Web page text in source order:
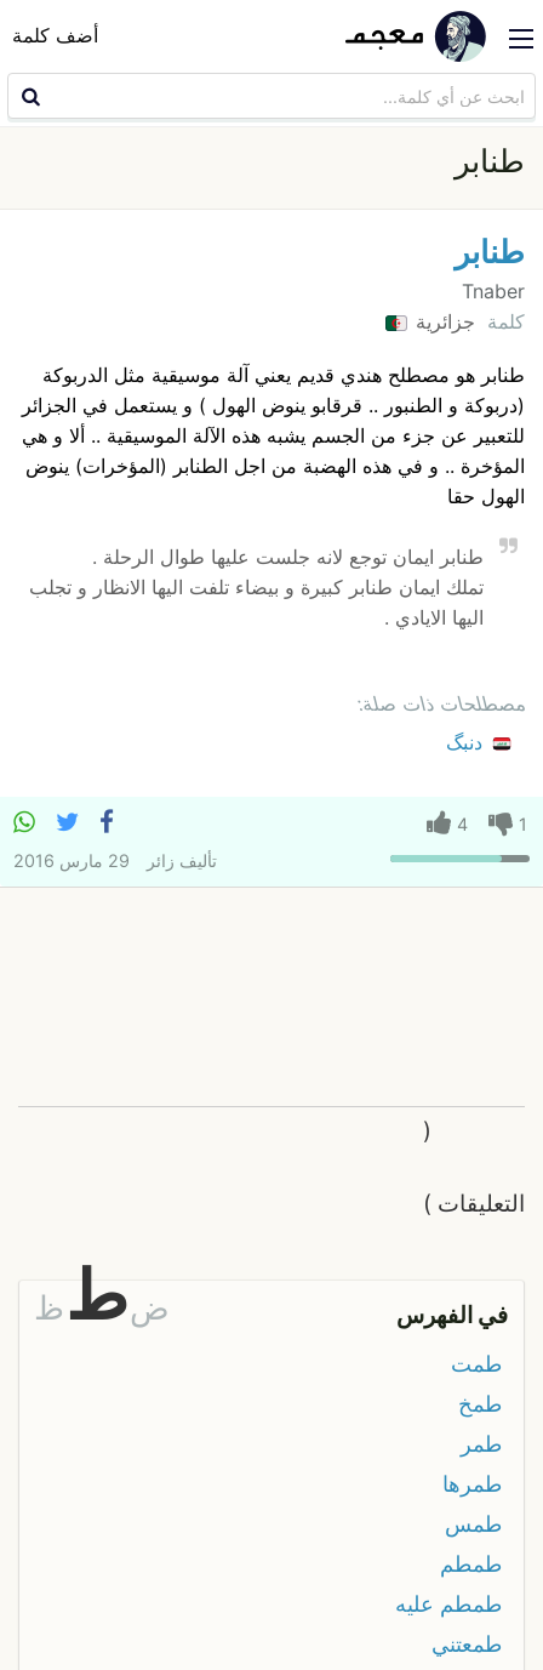
أضف كلمة
طنابر
طنابر
Tnaber
كلمة جزائرية
طنابر هو مصطلح هندي قديم يعني آلة موسيقية مثل الدربوكة
(دربوكة و الطنبور .. قرقابو ينوض الهول ) و يستعمل في الجزائر
للتعبير عن جزء من الجسم يشبه هذه الآلة الموسيقية .. ألا و هي
المؤخرة .. و في هذه الهضبة من اجل الطنابر (المؤخرات) ينوض
الهول حقا
طنابر ايمان توجع لانه جلست عليها طوال الرحلة .
تملك ايمان طنابر كبيرة و بيضاء تلفت اليها الانظار و تجلب
اليها الايادي .
مصطلحات ذات صلة:
دنبگ
1
4
تأليف زائر 29 مارس 2016
التعليقات
(
)
في الفهرس ضط ظ
طمت
طمخ
طمر
طمرها
طمس
طمطم
طمطم عليه
طمعتني